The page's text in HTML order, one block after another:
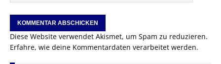
Diese Website verwendet Akismet, um Spam zu reduzieren.
Erfahre, wie deine Kommentardaten verarbeitet werden.